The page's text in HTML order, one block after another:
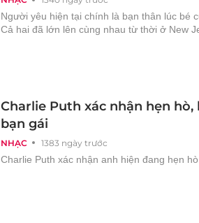
Người yêu hiện tại chính là bạn thân lúc bé
Cả hai đã lớn lên cùng nhau từ thời ở New
NHẠC 1383 ngày trước
Charlie Puth xác nhận hẹn
bạn gái
Charlie Puth xác nhận anh hiện đang hẹn